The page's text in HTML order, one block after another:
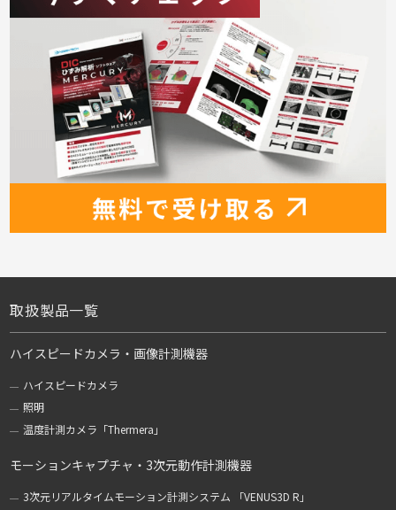
取扱製品一覧
ハイスピードカメラ・画像計測機器
ハイスピードカメラ
照明
温度計測カメラ「Thermera」
モーションキャプチャ・3次元動作計測機器
3次元リアルタイムモーション計測システム 「VENUS3D R」